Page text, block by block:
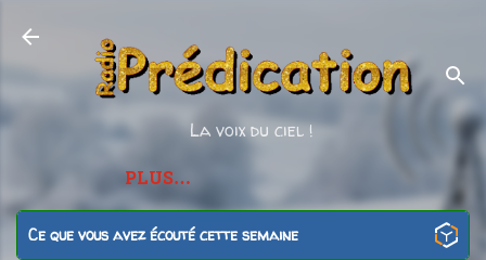
La voix du ciel !
PLUS…
Ce que vous avez écouté cette semaine